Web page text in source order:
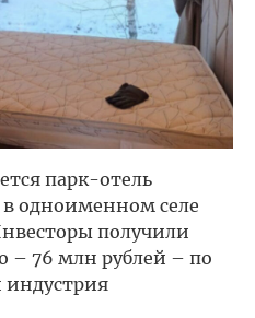
парк-отель
одноименном селе
получили
– 76 млн рублей – по
индустрия